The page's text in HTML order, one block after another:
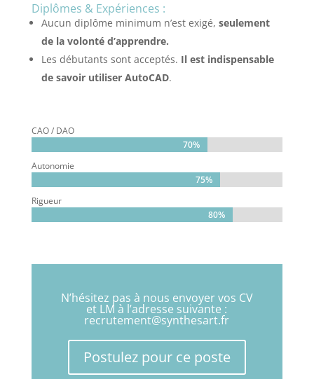
Diplômes & Expériences :
Aucun diplôme minimum n’est exigé, seulement
de la volonté d’apprendre.
Les débutants sont acceptés. Il est indispensable
de savoir utiliser AutoCAD.
CAO / DAO
70%
70%
Autonomie
75%
75%
Rigueur
80%
80%
N’hésitez pas à nous envoyer vos CV
et LM à l’adresse suivante :
recrutement@synthesart.fr
Postulez pour ce poste